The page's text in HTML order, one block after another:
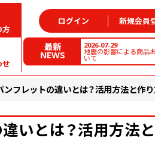
方
せ
ログイン 新規会員
最新
NEWS
2026-07-29
地震の影響による商品
いて
フレットの違いとは？活用方法と作
いとは？活用方法